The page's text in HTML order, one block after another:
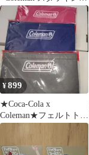
デリカップ 380ml2個
¥899
★Coca-Cola x
Coleman★フェルトトー
トバック★ 3点セット